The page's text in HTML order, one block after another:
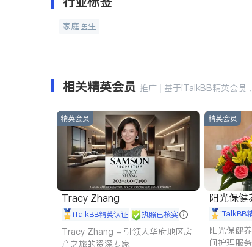
家庭医生
相关精英会员 推广 | 基于iTalkBB精英会员
精英会员
Tracy Zhang
iTalkBB精英认证 执照已核实
Tracy Zhang - 引领大华府地区房
产之旅的资深专家
精英会员
阳光保
iTalkBB
阳光保健
间护理服